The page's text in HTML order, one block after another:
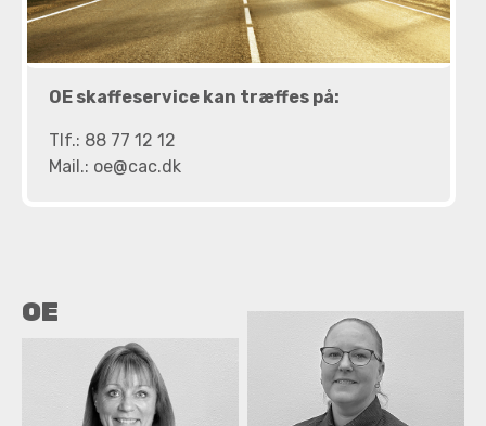
OE skaffeservice kan træffes på:
Tlf.: 88 77 12 12
Mail.: oe@cac.dk
OE